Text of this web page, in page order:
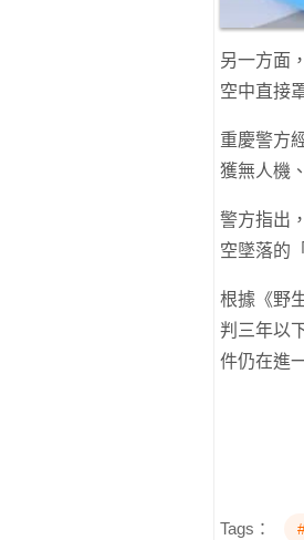
另一方面
空中直接
重慶警方
獲無人機
警方指出
空墜落的
根據《野
判三年以
件仍在進
Tags：